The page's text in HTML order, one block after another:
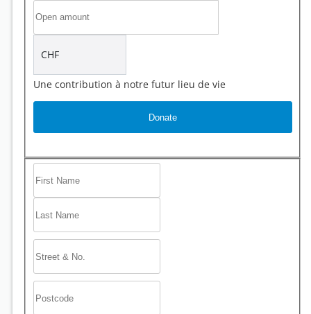
CHF
Une contribution à notre futur lieu de vie